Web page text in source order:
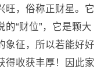
旺，俗称正财星。它
“财位”，它是颗大
象征，所以若能好好
得收获丰厚！因此家